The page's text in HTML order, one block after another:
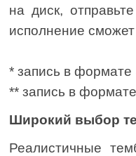
на диск,
исполнение
* запись в
** запись в
Широкий выбор
Реалистичные